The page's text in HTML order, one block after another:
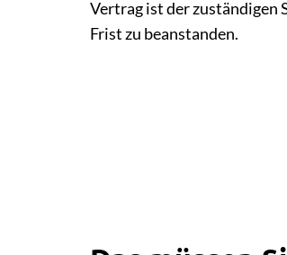
Vertrag ist der zuständigen
Frist zu beanstanden.